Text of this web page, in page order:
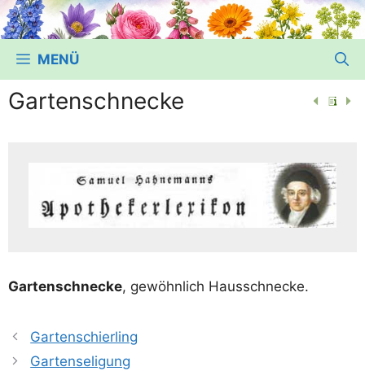
MENÜ
Gartenschnecke
Gar­ten­schne­cke, gewöhn­lich Hausschnecke.
Gartenschierling
Gartenseligung